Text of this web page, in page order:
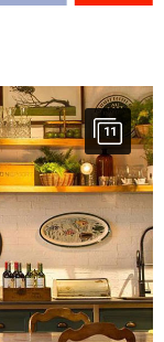
11